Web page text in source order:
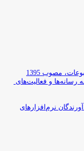
مصوب 1395
رسانه­‌ها و فعالیت‌­های
نرم‌افزارهای